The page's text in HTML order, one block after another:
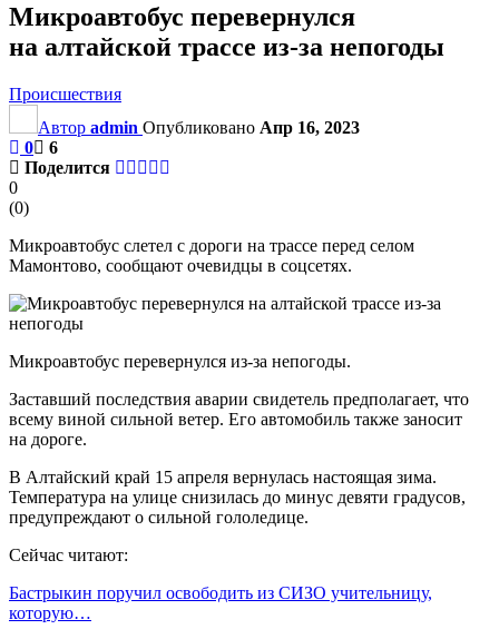
Микроавтобус перевернулся
на алтайской трассе из-за непогоды
Происшествия
Автор admin Опубликовано Апр 16, 2023
0
6
Поделится
0
(0)
Микроавтобус слетел с дороги на трассе перед селом
Мамонтово, сообщают очевидцы в соцсетях.
Микроавтобус перевернулся из-за непогоды.
Заставший последствия аварии свидетель предполагает, что
всему виной сильной ветер. Его автомобиль также заносит
на дороге.
В Алтайский край 15 апреля вернулась настоящая зима.
Температура на улице снизилась до минус девяти градусов,
предупреждают о сильной гололедице.
Сейчас читают:
Бастрыкин поручил освободить из СИЗО учительницу,
которую…